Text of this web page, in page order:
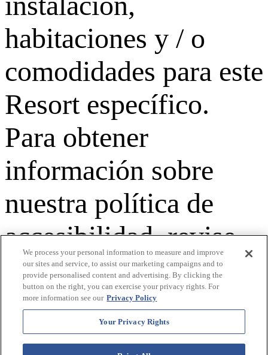
habitaciones y / o
comodidades para este
Resort específico.
Para obtener
información sobre
nuestra política de
accesibilidad, revise
nuestraPolítica de
accesibilidad.
We process your personal information to measure and improve
our sites and service, to assist our marketing campaigns and to
provide personalised content and advertising. By clicking the
button on the right, you can exercise your privacy rights. For
more information see our Privacy Policy
Your Privacy Rights